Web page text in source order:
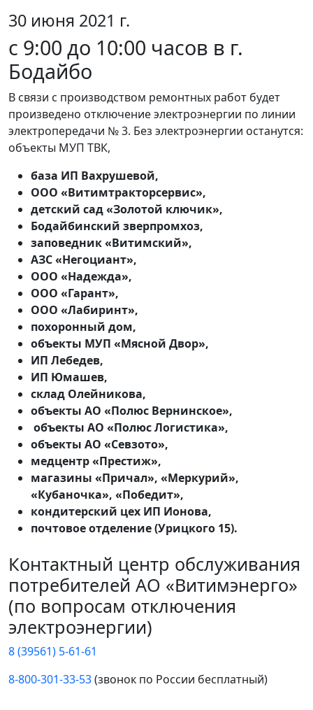
30 июня 2021 г.
с 9:00 до 10:00 часов в г.
Бодайбо
В связи с производством ремонтных работ будет
произведено отключение электроэнергии по линии
электропередачи № 3. Без электроэнергии останутся:
объекты МУП ТВК,
база ИП Вахрушевой,
ООО «Витимтракторсервис»,
детский сад «Золотой ключик»,
Бодайбинский зверпромхоз,
заповедник «Витимский»,
АЗС «Негоциант»,
ООО «Надежда»,
ООО «Гарант»,
ООО «Лабиринт»,
похоронный дом,
объекты МУП «Мясной Двор»,
ИП Лебедев,
ИП Юмашев,
склад Олейникова,
объекты АО «Полюс Вернинское»,
объекты АО «Полюс Логистика»,
объекты АО «Севзото»,
медцентр «Престиж»,
магазины «Причал», «Меркурий»,
«Кубаночка», «Победит»,
кондитерский цех ИП Ионова,
почтовое отделение (Урицкого 15).
Контактный центр обслуживания
потребителей АО «Витимэнерго»
(по вопросам отключения
электроэнергии)
8 (39561) 5-61-61
8-800-301-33-53(звонок по России бесплатный)